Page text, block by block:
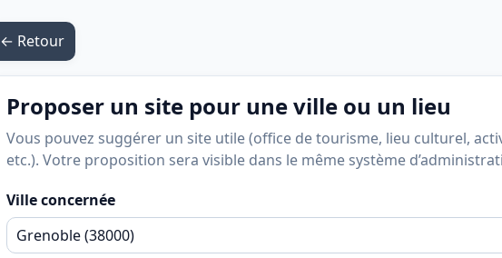
← Retour
Proposer un site pour une ville ou un lieu
Vous pouvez suggérer un site utile (office de tourisme, lieu culturel,
etc.). Votre proposition sera visible dans le même système
Ville concernée